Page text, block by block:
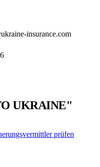
insurance.com
UKRAINE"
prüfen